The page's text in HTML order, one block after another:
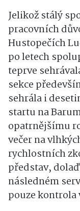
Jelikož stálý
pracovních
Hustopečích
po letech
teprve
sekce
sehrála i
startu na
opatrnějšímu
večer na
rychlostních
představ,
následném
pouze kontrola